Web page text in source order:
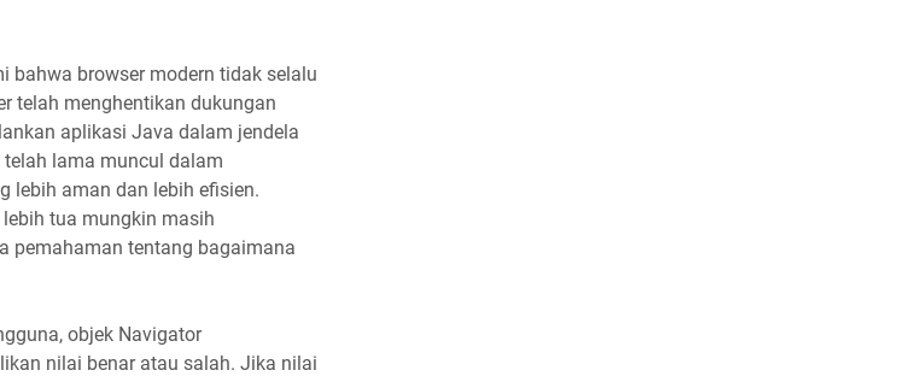
bahwa browser modern tidak selalu
telah menghentikan dukungan
aplikasi Java dalam jendela
lama muncul dalam
lebih aman dan lebih efisien.
tua mungkin masih
pemahaman tentang bagaimana
objek Navigator
nilai benar atau salah. Jika nilai